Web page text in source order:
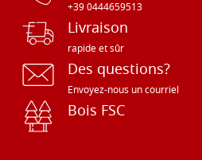
+39 0444659513
Livraison
rapide et sûr
Des questions?
Envoyez-nous un courriel
Bois FSC